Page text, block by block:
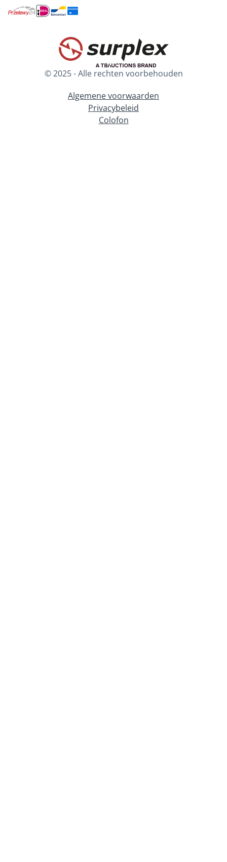
© 2025 - Alle rechten voorbehouden
Algemene voorwaarden
Privacybeleid
Colofon